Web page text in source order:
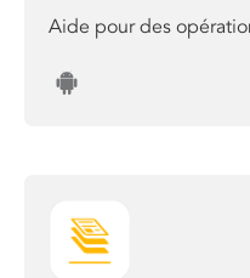
Aide pour des